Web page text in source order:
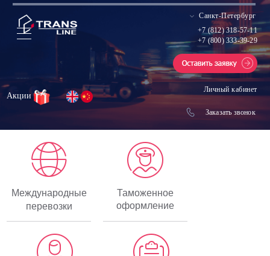
Санкт-Петербург
Заказать звонок
+7 (812) 318-57-11
+7 (800) 333-39-29
Личный кабинет
Акции
Международные
перевозки
Таможенное
оформление